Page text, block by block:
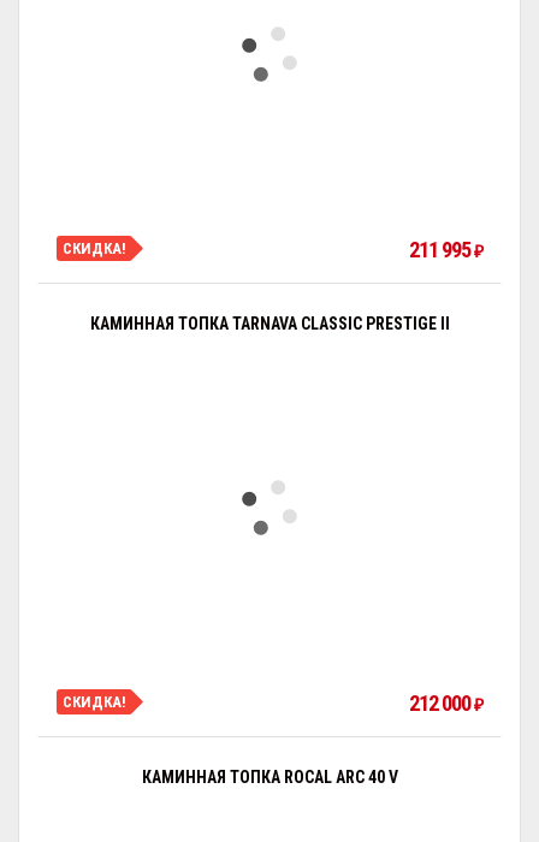
СКИДКА! 211 995₽
КАМИННАЯ ТОПКА TARNAVA CLASSIC PRESTIGE II
СКИДКА! 212 000₽
КАМИННАЯ ТОПКА ROCAL ARC 40 V